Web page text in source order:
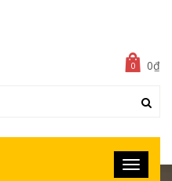
0 0₫